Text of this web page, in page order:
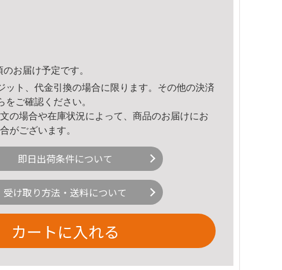
お届け予定です。
ット、代金引換の場合に限ります。その他の決済
をご確認ください。
の場合や在庫状況によって、商品のお届けにお
がございます。
即日出荷条件について
受け取り方法・送料について
カートに入れる